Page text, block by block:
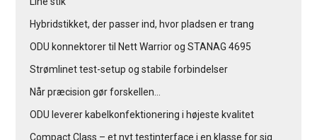
Hybridstikket, der passer ind, hvor pladsen er trang
ODU konnektorer til Nett Warrior og STANAG 4695
Strømlinet test-setup og stabile forbindelser
Når præcision gør forskellen…
ODU leverer kabelkonfektionering i højeste kvalitet
Compact Class – et nyt testinterface i en klasse for sig